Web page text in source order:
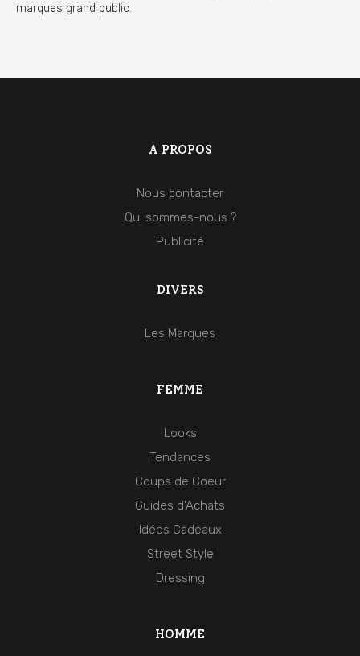
marques grand public.
HOMME
FEMME
Looks
Tendances
Coups de Coeur
Guides d'Achats
Idées Cadeaux
Street Style
Dressing
A PROPOS
Nous contacter
Qui sommes-nous ?
Publicité
DIVERS
Les Marques